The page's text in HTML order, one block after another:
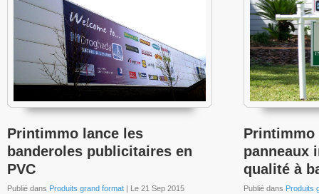
Printimmo lance les
banderoles publicitaires en
PVC
Publié dans Produits grand format | Le 21 Sep 2015
Printimmo
panneaux
qualité à
Publié dans Produits